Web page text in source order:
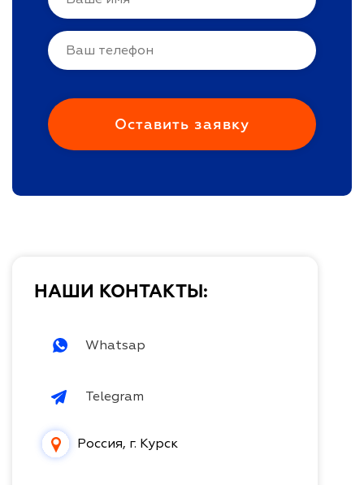
НАШИ КОНТАКТЫ:
Whatsap
Telegram
Россия, г. Курск